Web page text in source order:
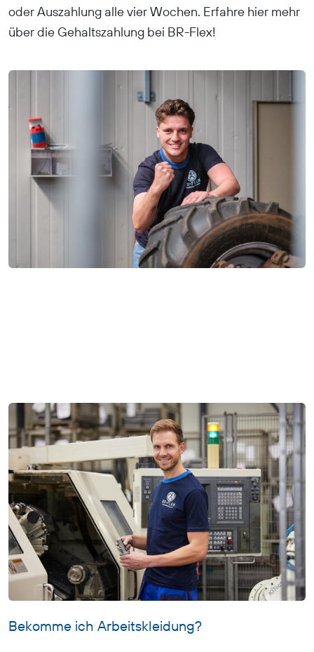
oder Auszahlung alle vier Wochen. Erfahre hier mehr
über die Gehaltszahlung bei BR-Flex!
Bekomme ich Arbeitskleidung?